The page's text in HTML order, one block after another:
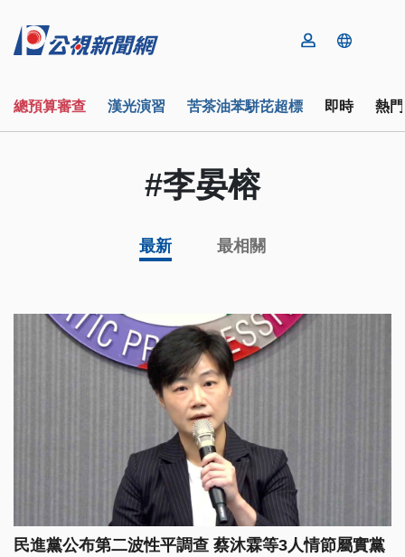
總預算審查 漢光演習 苦茶油苯駢芘超標 即時 熱
#李晏榕
最新 最相關
民進黨公布第二波性平調查 蔡沐霖等3人情節屬實黨